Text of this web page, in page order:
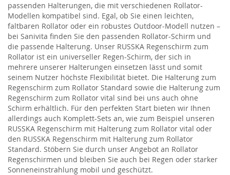
passenden Halterungen, die mit verschiedenen Rollator-
Modellen kompatibel sind. Egal, ob Sie einen leichten,
faltbaren Rollator oder ein robustes Outdoor-Modell nutzen –
bei Sanivita finden Sie den passenden Rollator-Schirm und
die passende Halterung. Unser RUSSKA Regenschirm zum
Rollator ist ein universeller Regen-Schirm, der sich in
mehrere unserer Halterungen einsetzen lässt und somit
seinem Nutzer höchste Flexibilität bietet. Die Halterung zum
Regenschirm zum Rollator Standard sowie die Halterung zum
Regenschirm zum Rollator vital sind bei uns auch ohne
Schirm erhältlich. Für den perfekten Start bieten wir Ihnen
allerdings auch Komplett-Sets an, wie zum Beispiel unseren
RUSSKA Regenschirm mit Halterung zum Rollator vital oder
den RUSSKA Regenschirm mit Halterung zum Rollator
Standard. Stöbern Sie durch unser Angebot an Rollator
Regenschirmen und bleiben Sie auch bei Regen oder starker
Sonneneinstrahlung mobil und geschützt.